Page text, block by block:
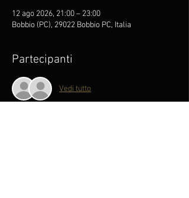
12 ago 2026, 21:00 – 23:00
Bobbio (PC), 29022 Bobbio PC, Italia
Partecipanti
Vedi tutto